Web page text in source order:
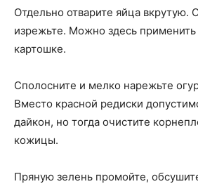
Отдельно отварите яйца вкрутую.
изрежьте. Можно здесь
картошке.
Сполосните и мелко нарежьте
Вместо красной редиски
дайкон, но тогда очистите
кожицы.
Пряную зелень промойте,